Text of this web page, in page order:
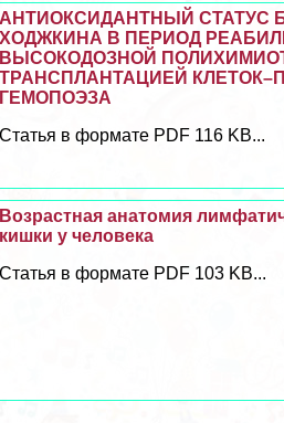
АНТИОКСИДАНТНЫЙ СТАТУС
ХОДЖКИНА В ПЕРИОД
ВЫСОКОДОЗНОЙ
ТРАНСПЛАНТАЦИЕЙ
ГЕМОПОЭЗА
Статья в формате PDF 116 KB...
Возрастная анатомия
кишки у человека
Статья в формате PDF 103 KB...